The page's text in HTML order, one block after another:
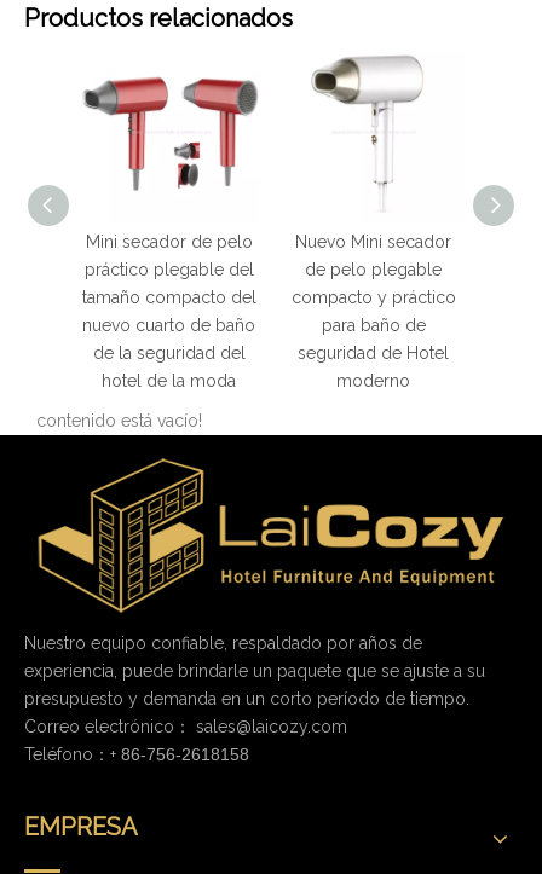
Productos relacionados
Mini secador de pelo
práctico plegable del
tamaño compacto del
nuevo cuarto de baño
de la seguridad del
hotel de la moda
Nuevo Mini secador
de pelo plegable
compacto y práctico
para baño de
seguridad de Hotel
moderno
Mini
tamaño
contenido está vacío!
Nuestro equipo confiable, respaldado por años de
experiencia, puede brindarle un paquete que se ajuste a su
presupuesto y demanda en un corto período de tiempo.
Correo electrónico： sales@laicozy.com
Teléfono：+ 86-756-2618158
EMPRESA